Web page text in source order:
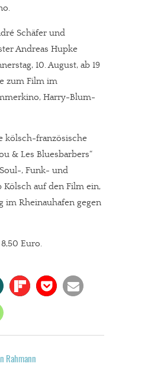
Schäfer und
Andreas Hupke
10. August, ab 19
zum Film im
Harry-Blum-
kölsch-französische
& Les Bluesbarbers“
, Funk- und
Kölsch auf den Film ein,
im Rheinauhafen gegen
Euro.
Rahmann